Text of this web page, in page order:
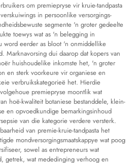
om premiepryse vir kruie-tandpasta
in persoonlike versorgings-
segmente 'n groter gedeelte
toewys wat as 'n belegging in
word eerder as bloot 'n onmiddellike
Marknavorsing dui daarop dat kopers van
huishoudelike inkomste het, 'n groter
en sterk voorkeure vir organiese en
verbruikskategorieë het. Hierdie
premiepryse moontlik wat
hoë-kwaliteit botaniese bestanddele, klein-
en opvoedkundige bemarkingsinhoud
van die kategorie verdere versterk.
van premie-kruie-tandpasta het
mondversorgingsmaatskappye wat poog
sowel as entrepreneurs wat
getrek, wat mededinging verhoog en